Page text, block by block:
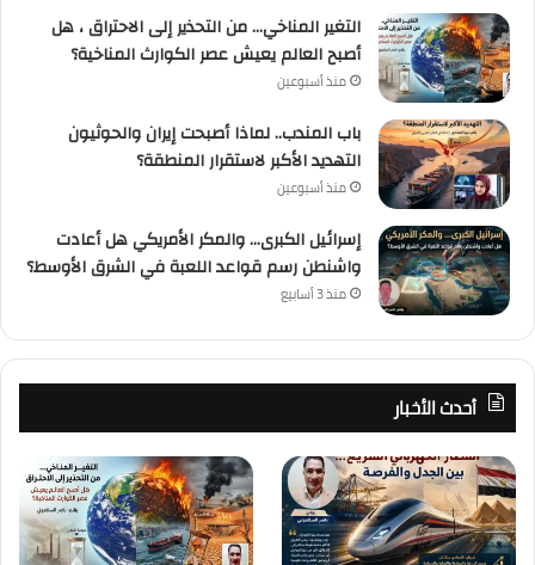
التغير المناخي… من التحذير إلى الاحتراق ، هل
أصبح العالم يعيش عصر الكوارث المناخية؟
منذ أسبوعين
باب المندب.. لماذا أصبحت إيران والحوثيون
التهديد الأكبر لاستقرار المنطقة؟
منذ أسبوعين
إسرائيل الكبرى… والمكر الأمريكي هل أعادت
واشنطن رسم قواعد اللعبة في الشرق الأوسط؟
منذ 3 أسابيع
أحدث الأخبار